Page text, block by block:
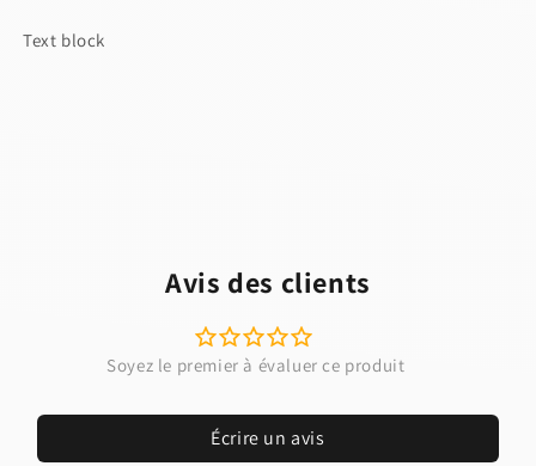
Text block
Avis des clients
Écrire un avis